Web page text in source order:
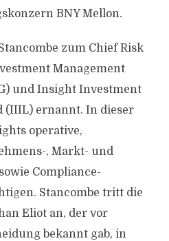
BNY Mellon.
zum Chief Risk
Management
und Insight Investment
ernannt. In dieser
operative,
, Markt- und
Compliance-
Stancombe tritt die
Eliot an, der vor
bekannt gab, in